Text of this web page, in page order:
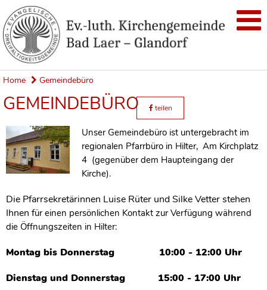
Home Gemeindebüro
GEMEINDEBÜRO teilen
Unser Gemeindebüro ist untergebracht im
regionalen Pfarrbüro in Hilter, Am Kirchplatz
4 (gegenüber dem Haupteingang der
Kirche).
Die Pfarrsekretärinnen Luise Rüter und Silke Vetterstehen
Ihnen für einen persönlichen Kontakt zur Verfügung während
die Öffnungszeiten in Hilter:
Montag bis Donnerstag 10:00 - 12:00 Uhr
Dienstag und Donnerstag 15:00 - 17:00 Uhr